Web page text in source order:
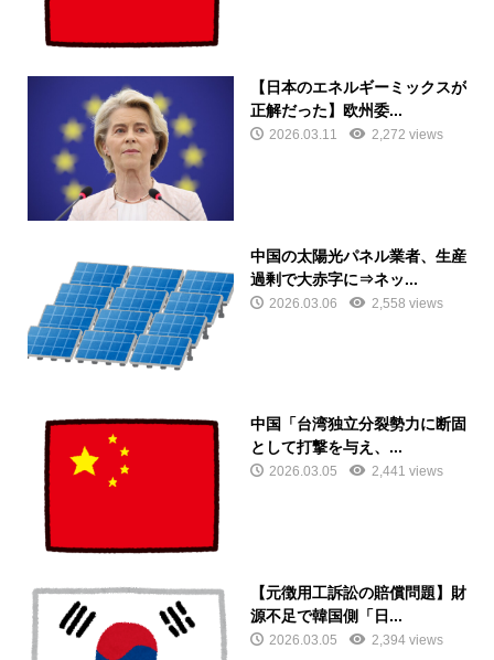
【日本のエネルギーミックスが
正解だった】欧州委...
2026.03.11 2,272 views
中国の太陽光パネル業者、生産
過剰で大赤字に⇒ネッ...
2026.03.06 2,558 views
中国「台湾独立分裂勢力に断固
として打撃を与え、...
2026.03.05 2,441 views
【元徴用工訴訟の賠償問題】財
源不足で韓国側「日...
2026.03.05 2,394 views